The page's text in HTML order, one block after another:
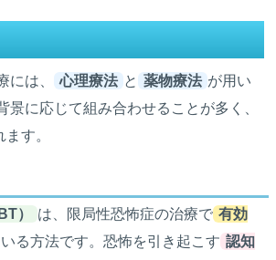
には、 心理療法 と 薬物療法 が用い
景に応じて組み合わせることが多く、
ます。
） は、限局性恐怖症の治療で 有効
いる方法です。恐怖を引き起こす 認知